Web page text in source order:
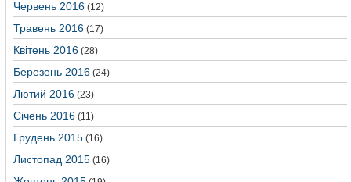
Червень 2016 (12)
Травень 2016 (17)
Квітень 2016 (28)
Березень 2016 (24)
Лютий 2016 (23)
Січень 2016 (11)
Грудень 2015 (16)
Листопад 2015 (16)